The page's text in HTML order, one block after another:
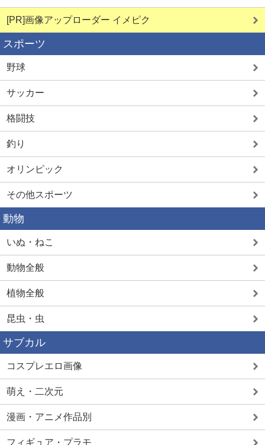
[PR]画像アップローダー イメピク
スポーツ
野球
サッカー
格闘技
釣り
オリンピック
その他スポーツ
動物
いぬ・ねこ
動物全般
植物全般
昆虫・虫
サブカル
コスプレエロ画像
萌え・二次元
漫画・アニメ作品別
フィギュア・プラモ